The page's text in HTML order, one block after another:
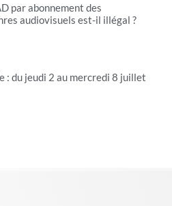
par abonnement des
audiovisuels est-il illégal ?
: du jeudi 2 au mercredi 8 juillet